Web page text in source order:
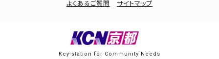
よくあるご質問 サイトマップ
Key-station for Community Needs